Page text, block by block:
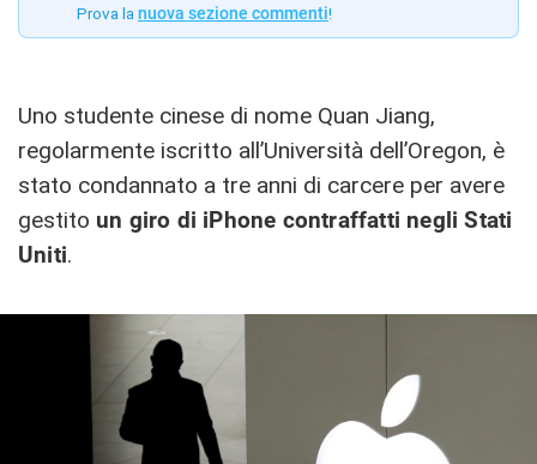
Prova la nuova sezione commenti!
Uno studente cinese di nome Quan Jiang,
regolarmente iscritto all’Università dell’Oregon, è
stato condannato a tre anni di carcere per avere
gestito un giro di iPhone contraffatti negli Stati
Uniti.